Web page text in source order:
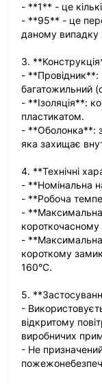
- **1** - це
- **95** - це
даному випадку
3.
- **Провідник**:
багатожильний
- **Ізоляція**:
пластикатом.
- **Оболонка**:
яка захищає
4. **Технічні
- **Номінальна
- **Робоча
- **Максимальна
короткочасному
- **Максимальна
короткому
160°C.
5.
-
відкритому
виробничих
- Не